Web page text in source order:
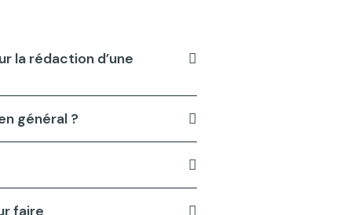
la rédaction d’une
général ?
faire